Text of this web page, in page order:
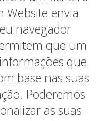
envia
navegador
que um
que
base nas suas
Poderemos
as suas